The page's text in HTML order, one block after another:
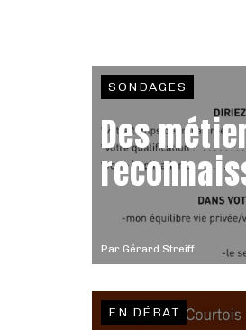
Par Gérard Streiff
SONDAGES
Des
EN DÉBAT